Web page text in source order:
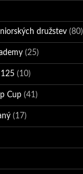
družstev (80)
(25)
125 (10)
Cup (41)
(17)